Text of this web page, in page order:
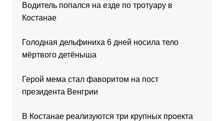
Водитель попался на езде по тротуару в
Костанае
Голодная дельфиниха 6 дней носила тело
мёртвого детёныша
Герой мема стал фаворитом на пост
президента Венгрии
В Костанае реализуются три крупных проекта